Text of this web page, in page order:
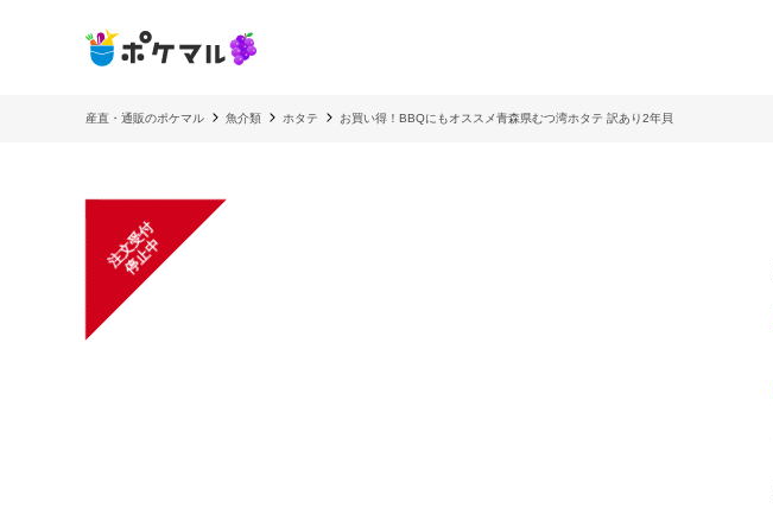
産直・通販のポケマル 魚介類 ホタテ お買い得！BBQにもオススメ青森県むつ湾ホタテ 訳あり2年貝
注
文
受
付
停
止
中